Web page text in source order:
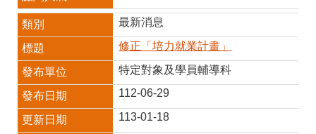
最新消息
修正「培力就業計畫」
特定對象及學員輔導科
112-06-29
113-01-18